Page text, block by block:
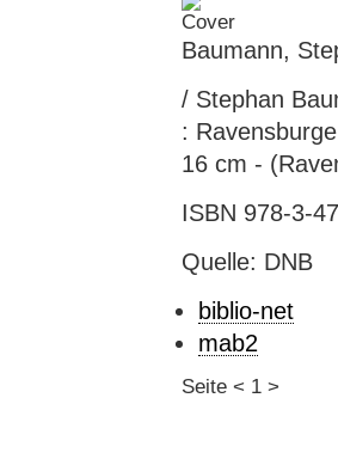
Baumann,
/ Stephan
:
16 cm -
ISBN 978-3-
Quelle: DNB
biblio-net
mab2
Seite < 1 >